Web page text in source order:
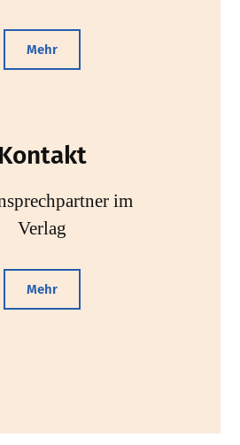
Mehr
Kontakt
im
Verlag
Mehr